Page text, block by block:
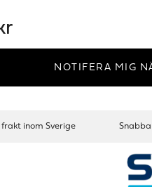
NOTIFERA MIG
frakt inom Sverige